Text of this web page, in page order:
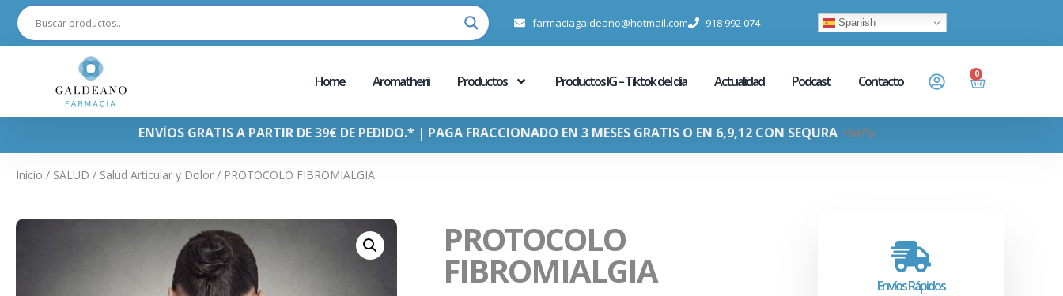
farmaciagaldeano@hotmail.com 918 992 074 Spanish
Home Aromatherii Productos Productos IG – Tiktok del día Actualidad Podcast Contacto 0
ENVÍOS GRATIS A PARTIR DE 39€ DE PEDIDO.* | PAGA FRACCIONADO EN 3 MESES GRATIS O EN 6,9,12 CON SEQURA +info
Inicio / SALUD / Salud Articular y Dolor / PROTOCOLO FIBROMIALGIA
PROTOCOLO
FIBROMIALGIA Envíos Rápidos